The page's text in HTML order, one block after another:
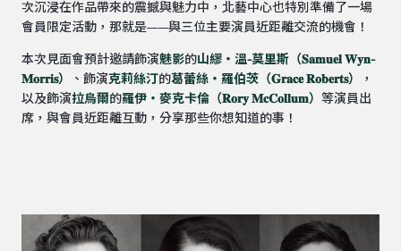
次沉浸在作品帶來的震撼與魅力中，北藝中心也特別準備了一場
會員限定活動，那就是——與三位主要演員近距離交流的機會！
本次見面會預計邀請飾演魅影的山繆・溫-莫里斯（𝐒𝐚𝐦𝐮𝐞𝐥 𝐖𝐲𝐧-
𝐌𝐨𝐫𝐫𝐢𝐬）
、飾演克莉絲汀的葛蕾絲・羅伯茨（𝐆𝐫𝐚𝐜𝐞 𝐑𝐨𝐛𝐞𝐫𝐭𝐬）
，
以及飾演拉烏爾的羅伊・麥克卡倫（𝐑𝐨𝐫𝐲 𝐌𝐜𝐂𝐨𝐥𝐥𝐮𝐦） 等演員出
席，與會員近距離互動，分享那些你想知道的事！